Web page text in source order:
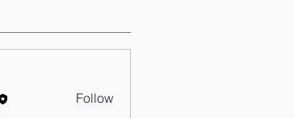
Follow